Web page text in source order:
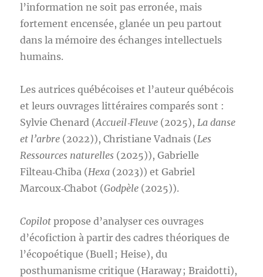
l’information ne soit pas erronée, mais
fortement encensée, glanée un peu partout
dans la mémoire des échanges intellectuels
humains.
Les autrices québécoises et l’auteur québécois
et leurs ouvrages littéraires comparés sont :
Sylvie Chenard (Accueil‑Fleuve (2025), La danse
et l’arbre (2022)), Christiane Vadnais (Les
Ressources naturelles (2025)), Gabrielle
Filteau‑Chiba (Hexa (2023)) et Gabriel
Marcoux‑Chabot (Godpèle (2025)).
Copilot propose d’analyser ces ouvrages
d’écofiction à partir des cadres théoriques de
l’écopoétique (Buell ; Heise), du
posthumanisme critique (Haraway ; Braidotti),